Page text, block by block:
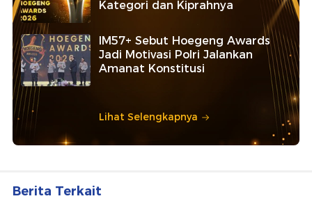
Kategori dan Kiprahnya
IM57+ Sebut Hoegeng Awards
Jadi Motivasi Polri Jalankan
Amanat Konstitusi
Lihat Selengkapnya
Berita Terkait